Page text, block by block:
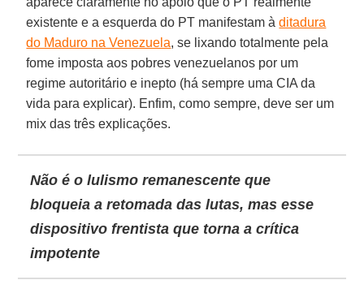
existente e a esquerda do PT manifestam àditadura
do Maduro na Venezuela, se lixando totalmente pela
fome imposta aos pobres venezuelanos por um
regime autoritário e inepto (há sempre uma CIA da
vida para explicar). Enfim, como sempre, deve ser um
mix das três explicações.
Não é o lulismo remanescente que
bloqueia a retomada das lutas, mas esse
dispositivo frentista que torna a crítica
impotente